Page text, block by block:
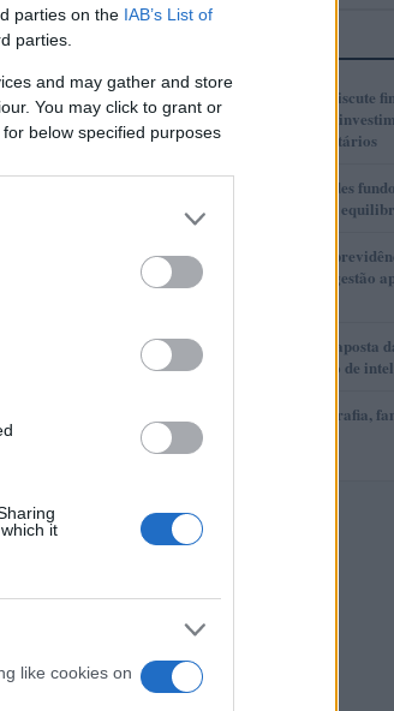
parties on the IAB’s List of
parties.
and may gather and store
You may click to grant or
below specified purposes
it
like cookies on
1
Presidente Lula discute
planos de saúde e
hospitais universitários
2
Gestores de grandes
presidencial mais
3
Reformas no
Transparência e gestão
4
AlphaAI: A nova aposta
Sachs no mercado de
5
David Ortiz: biografia,